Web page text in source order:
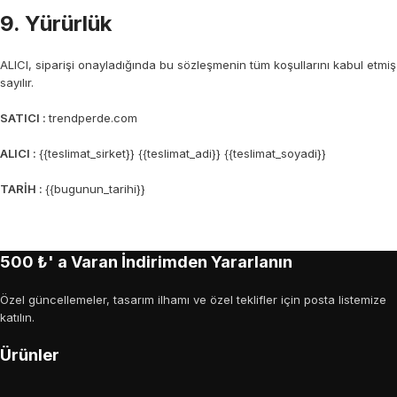
9. Yürürlük
ALICI, siparişi onayladığında bu sözleşmenin tüm koşullarını kabul etmiş
sayılır.
SATICI :trendperde.com
ALICI : {{teslimat_sirket}} {{teslimat_adi}} {{teslimat_soyadi}}
TARİH : {{bugunun_tarihi}}
500 ₺' a Varan İndirimden Yararlanın
Özel güncellemeler, tasarım ilhamı ve özel teklifler için posta listemize
katılın.
Ürünler